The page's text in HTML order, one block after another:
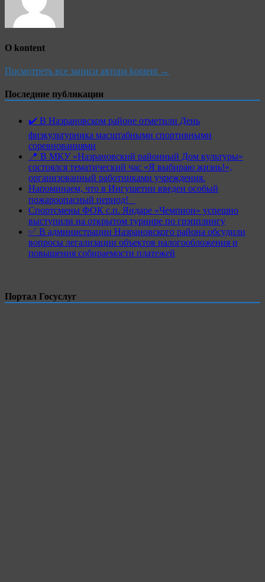
О kontent
Посмотреть все записи автора kontent →
Последние публикации
✔️ В Назрановском районе отметили День
физкультурника масштабными спортивными
соревнованиями
📍 В МКУ «Назрановский районный Дом культуры»
состоялся тематический час «Я выбираю жизнь!»,
организованный работниками учреждения.
Напоминаем, что в Ингушетии введен особый
пожароопасный период!⁣⁣⠀
Спортсмены ФОК с.п. Яндаре «Чемпион» успешно
выступили на открытом турнире по грэпплингу
✅ В администрации Назрановского района обсудили
вопросы легализации объектов налогообложения и
повышения собираемости платежей
Портал Госуслуг